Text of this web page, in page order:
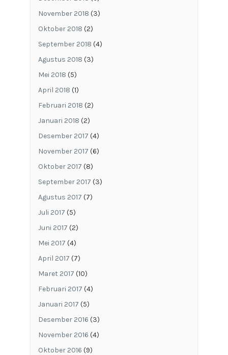
November 2018 (3)
Oktober 2018 (2)
September 2018 (4)
Agustus 2018 (3)
Mei 2018 (5)
April 2018 (1)
Februari 2018 (2)
Januari 2018 (2)
Desember 2017 (4)
November 2017 (6)
Oktober 2017 (8)
September 2017 (3)
Agustus 2017 (7)
Juli 2017 (5)
Juni 2017 (2)
Mei 2017 (4)
April 2017 (7)
Maret 2017 (10)
Februari 2017 (4)
Januari 2017 (5)
Desember 2016 (3)
November 2016 (4)
Oktober 2016 (9)